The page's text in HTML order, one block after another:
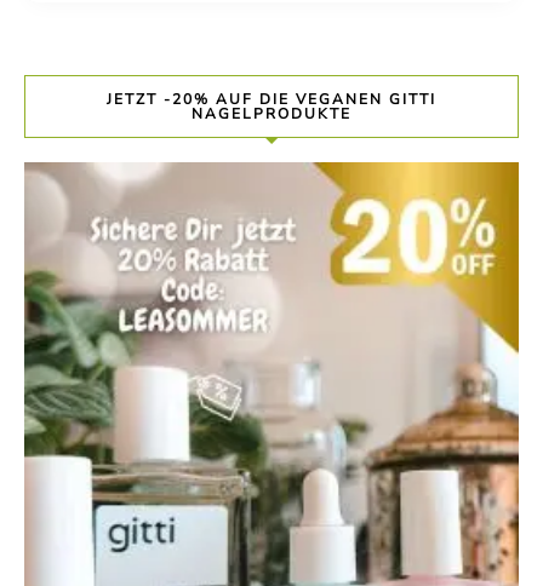
JETZT -20% AUF DIE VEGANEN GITTI
NAGELPRODUKTE